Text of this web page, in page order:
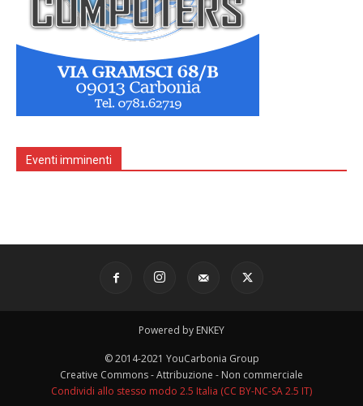
Eventi imminenti
Powered by ENKEY
© 2014-2021 YouCarbonia Group
Creative Commons - Attribuzione - Non commerciale
Condividi allo stesso modo 2.5 Italia (CC BY-NC-SA 2.5 IT)